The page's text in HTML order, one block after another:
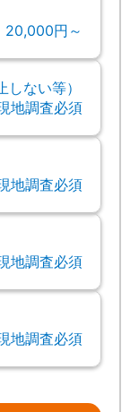
20,000円～
ない等）
地調査必須
地調査必須
地調査必須
地調査必須